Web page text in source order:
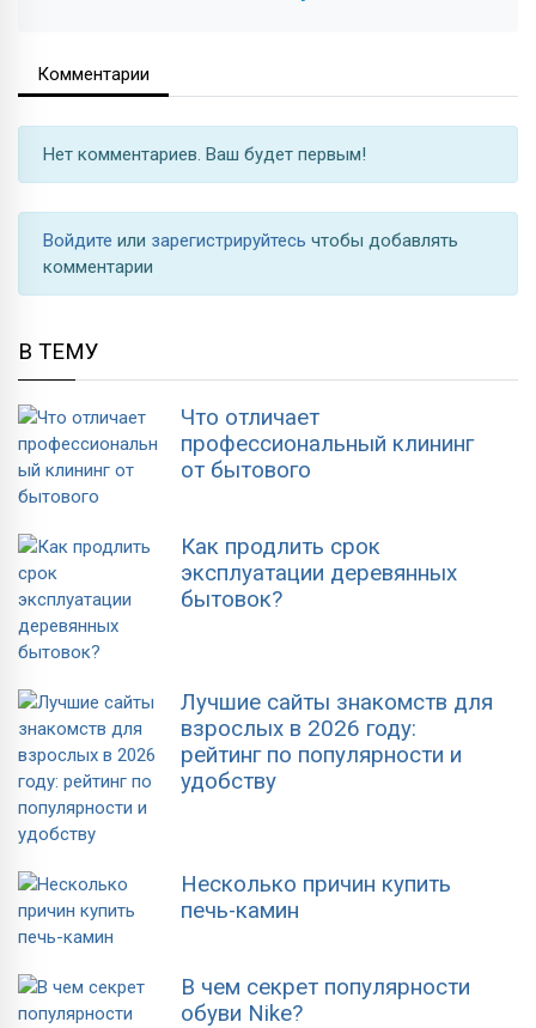
Комментарии
Нет комментариев. Ваш будет первым!
Войдите или зарегистрируйтесь чтобы добавлять
комментарии
В ТЕМУ
Что отличает
профессиональный клининг
от бытового
Как продлить срок
эксплуатации деревянных
бытовок?
Лучшие сайты знакомств для
взрослых в 2026 году:
рейтинг по популярности и
удобству
Несколько причин купить
печь-камин
В чем секрет популярности
обуви Nike?